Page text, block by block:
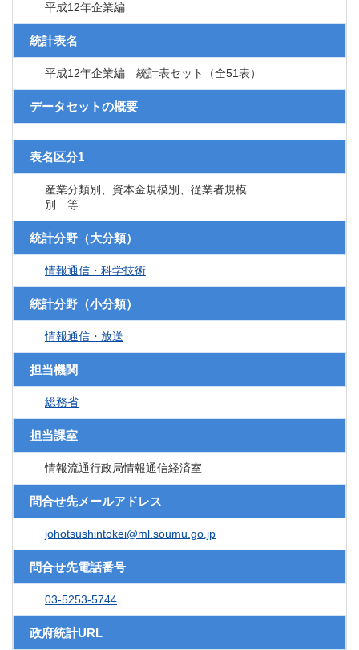
平成12年企業編
統計表名
平成12年企業編 統計表セット（全51表）
データセットの概要
表名区分1
産業分類別、資本金規模別、従業者規模
別 等
統計分野（大分類）
情報通信・科学技術
統計分野（小分類）
情報通信・放送
担当機関
総務省
担当課室
情報流通行政局情報通信経済室
問合せ先メールアドレス
johotsushintokei@ml.soumu.go.jp
問合せ先電話番号
03-5253-5744
政府統計URL